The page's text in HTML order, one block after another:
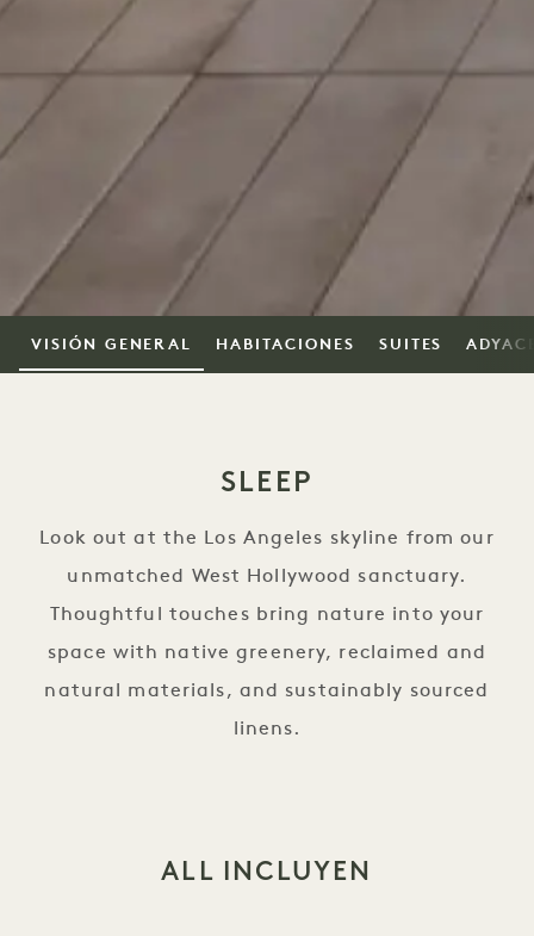
VISIÓN GENERAL HABITACIONES SUITES
SLEEP
Look out at the Los Angeles skyline from our
unmatched West Hollywood sanctuary.
Thoughtful touches bring nature into your
space with native greenery, reclaimed and
natural materials, and sustainably sourced
linens.
ALL INCLUYEN